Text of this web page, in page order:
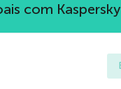
com Kaspersky